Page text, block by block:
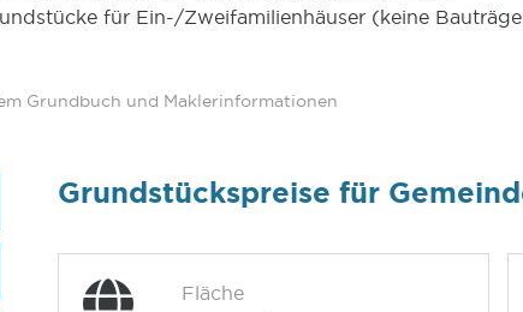
für Ein-/Zweifamilienhäuser (keine
Grundbuch und Maklerinformationen
Grundstückspreise für
Fläche